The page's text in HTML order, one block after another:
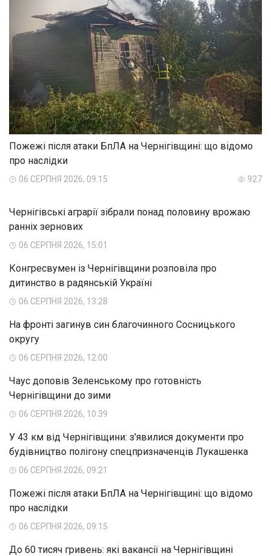
Пожежі після атаки БпЛА на Чернігівщині: що відомо
про наслідки
06 СЕРПНЯ 2026, 09:15 927
Чернігівські аграрії зібрали понад половину врожаю
ранніх зернових
06 СЕРПНЯ 2026, 15:01
Конгресвумен із Чернігівщини розповіла про
дитинство в радянській Україні
06 СЕРПНЯ 2026, 13:28
На фронті загинув син благочинного Сосницького
округу
06 СЕРПНЯ 2026, 12:00
Чаус доповів Зеленському про готовність
Чернігівщини до зими
06 СЕРПНЯ 2026, 10:39
У 43 км від Чернігівщини: з'явилися документи про
будівництво полігону спецпризначенців Лукашенка
06 СЕРПНЯ 2026, 09:21
Пожежі після атаки БпЛА на Чернігівщині: що відомо
про наслідки
06 СЕРПНЯ 2026, 09:15
До 60 тисяч гривень: які вакансії на Чернігівщині